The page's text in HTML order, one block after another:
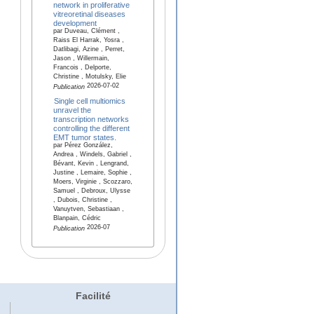
network in proliferative
vitreoretinal diseases
development
par Duveau, Clément ,
Raiss El Harrak, Yosra ,
Datlibagi, Azine , Perret,
Jason , Willermain,
Francois , Delporte,
Christine , Motulsky, Elie
Publication2026-07-02
Single cell multiomics
unravel the
transcription networks
controlling the different
EMT tumor states.
par Pérez González,
Andrea , Windels, Gabriel ,
Bévant, Kevin , Lengrand,
Justine , Lemaire, Sophie ,
Moers, Virginie , Scozzaro,
Samuel , Debroux, Ulysse
, Dubois, Christine ,
Vanuytven, Sebastiaan ,
Blanpain, Cédric
Publication2026-07
Facilité